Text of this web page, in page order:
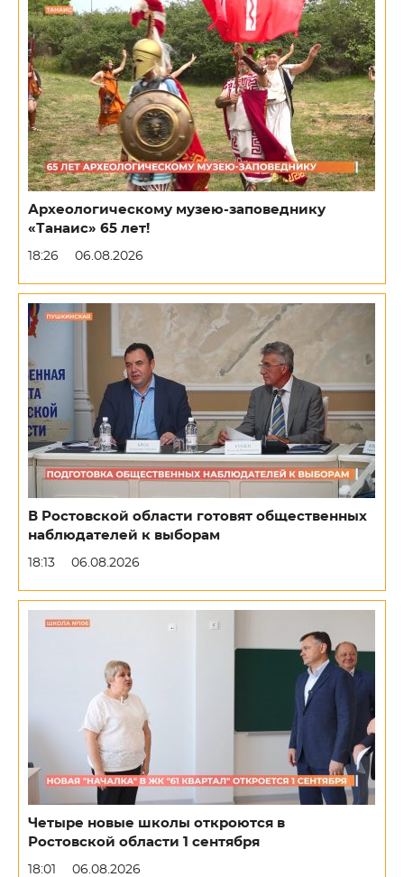
Археологическому музею-заповеднику
«Танаис» 65 лет!
18:26 06.08.2026
В Ростовской области готовят общественных
наблюдателей к выборам
18:13 06.08.2026
Четыре новые школы откроются в
Ростовской области 1 сентября
18:01 06.08.2026